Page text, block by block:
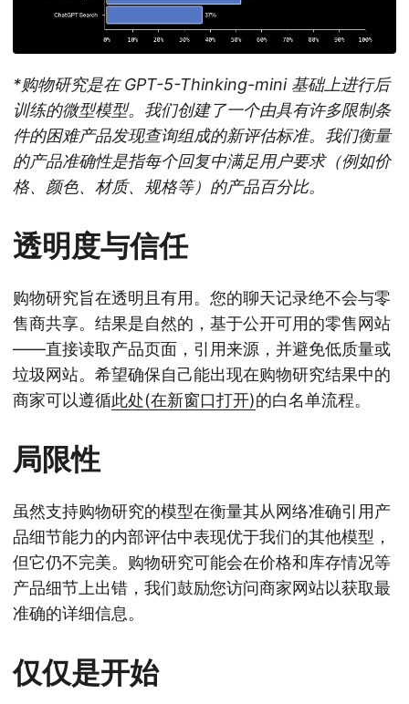
*购物研究是在 GPT-5-Thinking-mini 基础上进行后
训练的微型模型。我们创建了一个由具有许多限制条
件的困难产品发现查询组成的新评估标准。我们衡量
的产品准确性是指每个回复中满足用户要求（例如价
格、颜色、材质、规格等）的产品百分比。
透明度与信任
购物研究旨在透明且有用。您的聊天记录绝不会与零
售商共享。结果是自然的，基于公开可用的零售网站
——直接读取产品页面，引用来源，并避免低质量或
垃圾网站。希望确保自己能出现在购物研究结果中的
商家可以遵循此处⁠(在新窗口打开)的白名单流程。
局限性
虽然支持购物研究的模型在衡量其从网络准确引用产
品细节能力的内部评估中表现优于我们的其他模型，
但它仍不完美。购物研究可能会在价格和库存情况等
产品细节上出错，我们鼓励您访问商家网站以获取最
准确的详细信息。
仅仅是开始